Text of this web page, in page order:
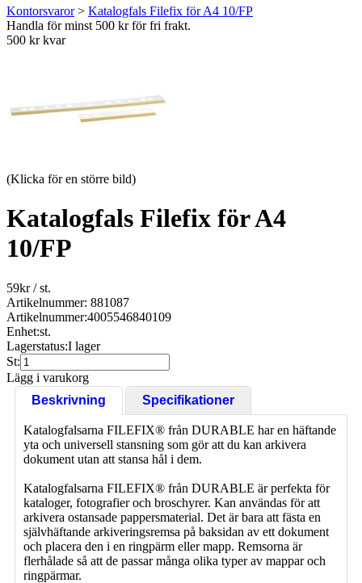
Kontorsvaror> Katalogfals Filefix för A4 10/FP
Handla för minst 500 kr för fri frakt.
500 kr kvar
(Klicka för en större bild)
Katalogfals Filefix för A4
10/FP
59kr/ st.
Artikelnummer: 881087
Artikelnummer:4005546840109
Enhet:st.
Lagerstatus:I lager
St:
Lägg i varukorg
Beskrivning
Specifikationer
Katalogfalsarna FILEFIX® från DURABLE har en häftande
yta och universell stansning som gör att du kan arkivera
dokument utan att stansa hål i dem.
Katalogfalsarna FILEFIX® från DURABLE är perfekta för
kataloger, fotografier och broschyrer. Kan användas för att
arkivera ostansade pappersmaterial. Det är bara att fästa en
självhäftande arkiveringsremsa på baksidan av ett dokument
och placera den i en ringpärm eller mapp. Remsorna är
flerhålade så att de passar många olika typer av mappar och
ringpärmar.